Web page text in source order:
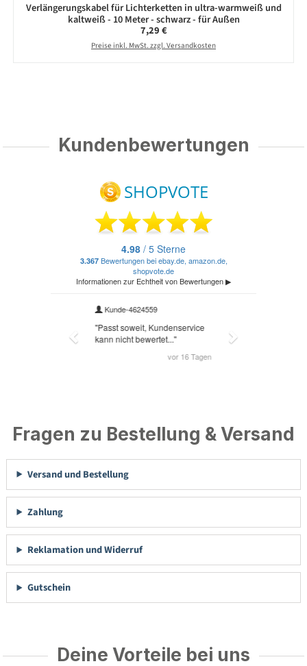
Verlängerungskabel für Lichterketten in ultra-warmweiß und
kaltweiß - 10 Meter - schwarz - für Außen
Regulärer Preis:
7,29 €
Preise inkl. MwSt. zzgl. Versandkosten
Kundenbewertungen
Fragen zu Bestellung & Versand
Versand und Bestellung
Zahlung
Reklamation und Widerruf
Gutschein
Deine Vorteile bei uns